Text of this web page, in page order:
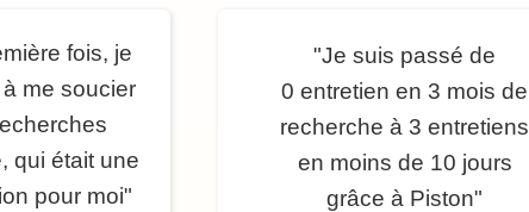
fois, je
me soucier
qui était une
pour moi"
"Je suis passé de
0 entretien en 3 mois de
recherche à 3 entretiens
en moins de 10 jours
grâce à Piston"